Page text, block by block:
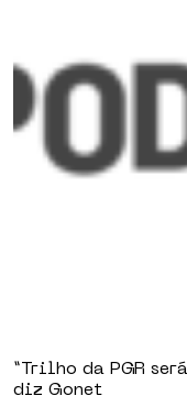
“Trilho da PGR
diz Gonet